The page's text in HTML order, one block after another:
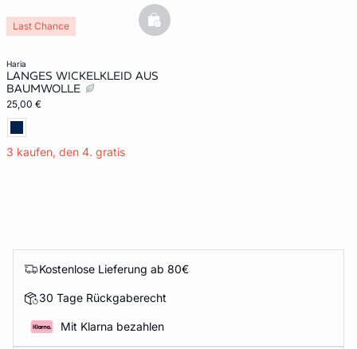
haria
LANGES WICKELKLEID AUS
BAUMWOLLE
25,00 €
3 kaufen, den 4. gratis
Last Chance basketfull
Kostenlose Lieferung ab 80€
30 Tage Rückgaberecht
Mit Klarna bezahlen